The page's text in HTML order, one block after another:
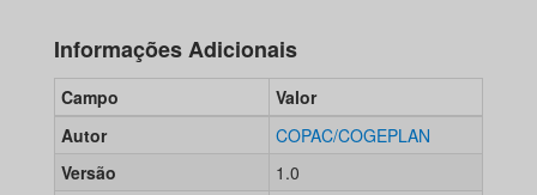
Informações Adicionais
Campo
Valor
Autor
COPAC/COGEPLAN
Versão
1.0